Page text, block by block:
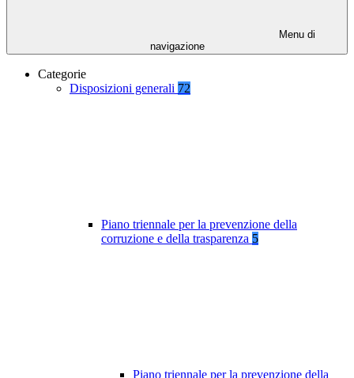
Menu di
navigazione
Categorie
Disposizioni generali 72
Piano triennale per la prevenzione della
corruzione e della trasparenza 5
Piano triennale per la prevenzione della